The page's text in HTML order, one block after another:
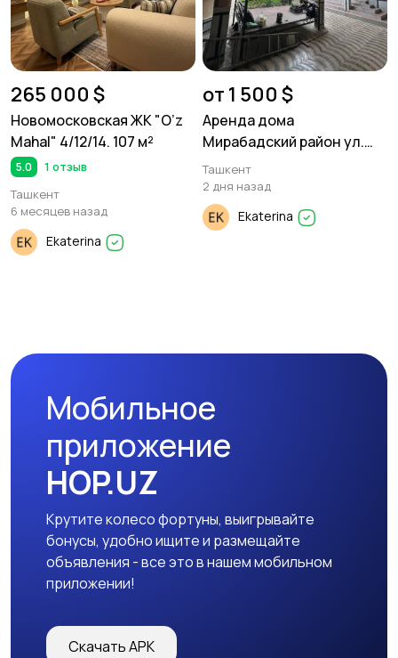
265 000 $
Новомосковская ЖК "O’z
Mahal" 4/12/14. 107 м²
5.0
1 отзыв
Ташкент
6 месяцев назад
Ekaterina
от 1 500 $
Аренда дома
Мирабадский район ул.
Саракульская.
Ташкент
2 дня назад
Ekaterina
Мобильное
приложение
HOP.UZ
Крутите колесо фортуны, выигрывайте
бонусы, удобно ищите и размещайте
объявления - все это в нашем мобильном
приложении!
Скачать APK